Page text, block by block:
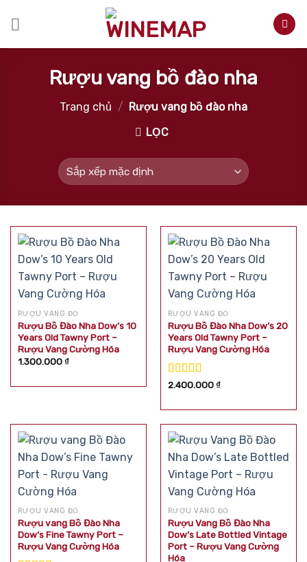
Rượu vang bồ đào nha
Trang chủ / Rượu vang bồ đào nha
LỌC
RƯỢU VANG ĐỎ
Rượu Bồ Đào Nha Dow’s 10
Years Old Tawny Port –
Rượu Vang Cường Hóa
1.300.000₫
RƯỢU VANG ĐỎ
Rượu Bồ Đào Nha Dow’s 20
Years Old Tawny Port –
Rượu Vang Cường Hóa
Được xếp
2.400.000₫
RƯỢU VANG ĐỎ
Rượu vang Bồ Đào Nha
Dow’s Fine Tawny Port –
Rượu Vang Cường Hóa
RƯỢU VANG ĐỎ
Rượu Vang Bồ Đào Nha
Dow’s Late Bottled Vintage
Port – Rượu Vang Cường
Hóa